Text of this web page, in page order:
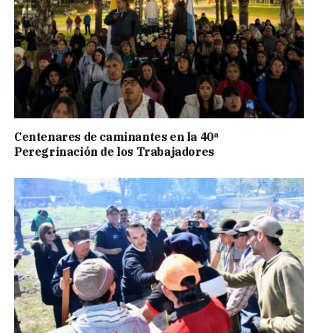
Centenares de caminantes en la 40ª
Peregrinación de los Trabajadores